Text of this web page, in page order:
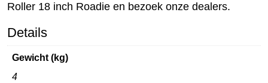
Roller 18 inch Roadie en bezoek onze dealers.
Details
Gewicht (kg)
4